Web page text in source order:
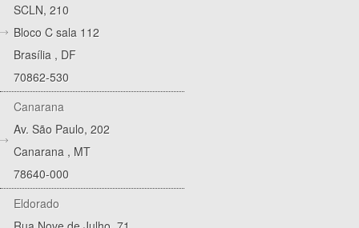
SCLN, 210
Bloco C sala 112
Brasília , DF
70862-530
Canarana
Av. São Paulo, 202
Canarana , MT
78640-000
Eldorado